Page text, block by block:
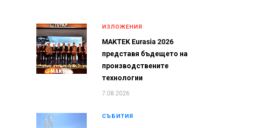
ИЗЛОЖЕНИЯ
MAKTEK Eurasia 2026
представя бъдещето на
производствените
технологии
7.08.2026
СЪБИТИЯ